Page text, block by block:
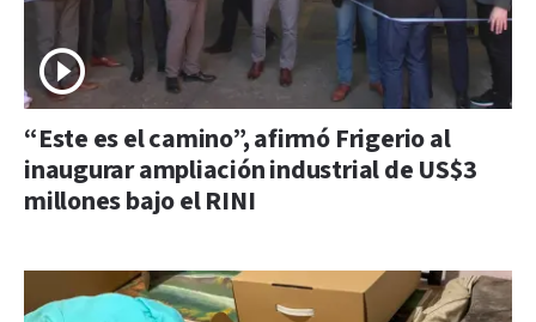
“Este es el camino”, afirmó Frigerio al
inaugurar ampliación industrial de US$3
millones bajo el RINI